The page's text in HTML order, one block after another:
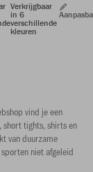
Verkrijgbaar
in 6
verschillende
kleuren
vind je een
tights, shirts en
van duurzame
niet afgeleid